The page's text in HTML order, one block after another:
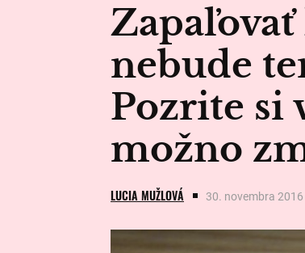
nebude
Pozrite si
možno
LUCIA MUŽLOVÁ 30. novembra 2016